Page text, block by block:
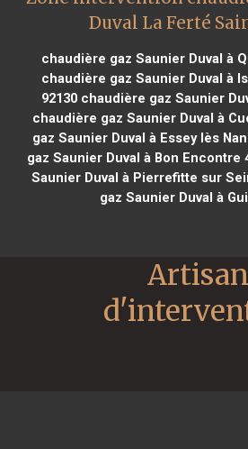
Duval La Ferté
chaudière gaz Saunier Duval à
chaudière gaz Saunier Duval à
92130 chaudière gaz Saunier
chaudière gaz Saunier Duval à
gaz Saunier Duval à Essey lès
gaz Saunier Duval à Bon Encontre
Saunier Duval à Pierrefitte sur
gaz Saunier Duval à
Artisan